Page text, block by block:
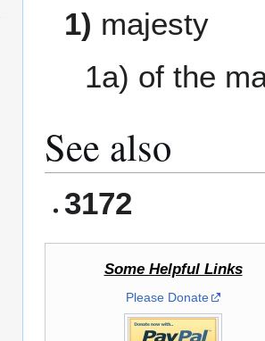
1) majesty
1a) of the
See also
3172
Some Helpful Links
Please Donate